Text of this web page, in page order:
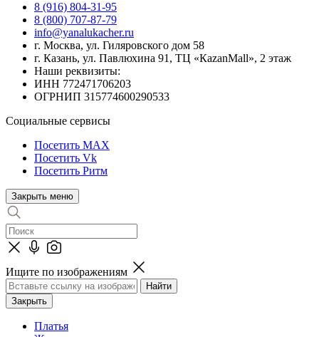
8 (916) 804-31-95
8 (800) 707-87-79
info@yanalukacher.ru
г. Москва, ул. Гиляровского дом 58
г. Казань, ул. Павлюхина 91, ТЦ «КazanMall», 2 этаж
Наши реквизиты:
ИНН 772471706203
ОГРНИП 315774600290533
Социальные сервисы
Посетить MAX
Посетить Vk
Посетить Ритм
Закрыть меню
Ищите по изображениям
Закрыть
Платья